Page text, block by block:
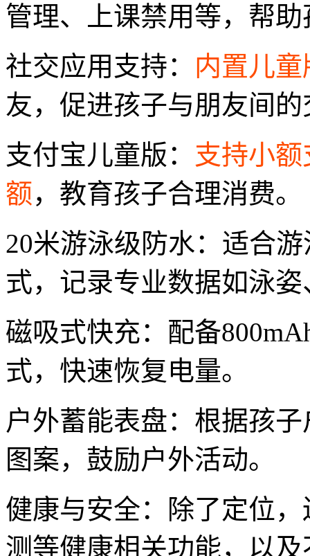
管理、上课禁用等，帮
社交应用支持： 内置儿
友，促进孩子与朋友间的
支付宝儿童版： 支持小
额，教育孩子合理消费。
20米游泳级防水：适合
式，记录专业数据如泳
磁吸式快充：配备
式，快速恢复电量。
户外蓄能表盘：根据孩
图案，鼓励户外活动。
健康与安全：除了定位
测等健康相关功能，以